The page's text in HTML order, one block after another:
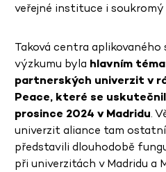
veřejné instituce i soukromý
Taková centra
výzkumu byla hlavním
partnerských univerzit v
Peace, které se
prosince 2024 v Madridu.
univerzit aliance tam
představili dlouhodobě
při univerzitách v Madridu a